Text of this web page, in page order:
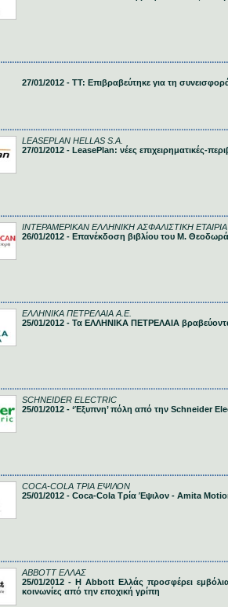
27/01/2012 - ΤΤ: Επιβραβεύτηκε για τη
LEASEPLAN HELLAS S.A.
27/01/2012 - LeasePlan: νέες επιχειρηματικές-
ΙΝΤΕΡΑΜΕΡΙΚΑΝ ΕΛΛΗΝΙΚΗ ΑΣΦΑΛΙΣΤΙΚΗ
26/01/2012 - Επανέκδοση βιβλίου του Μ.
ΕΛΛΗΝΙΚΑ ΠΕΤΡΕΛΑΙΑ Α.Ε.
25/01/2012 - Τα ΕΛΛΗΝΙΚΑ ΠΕΤΡΕΛΑΙΑ
SCHNEIDER ELECTRIC
25/01/2012 - ‘Έξυπνη’ πόλη από την Schneider
COCA-COLA ΤΡΙΑ ΕΨΙΛΟΝ
25/01/2012 - Coca-Cola Τρία Έψιλον - Amita
ABBOTT ΕΛΛΑΣ
25/01/2012 - H Abbott Ελλάς προσφέρει εμβόλια
κοινωνίες από την εποχική γρίπη